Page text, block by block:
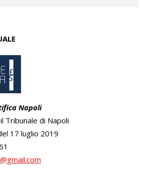
Napoli
Tribunale di Napoli
17 luglio 2019